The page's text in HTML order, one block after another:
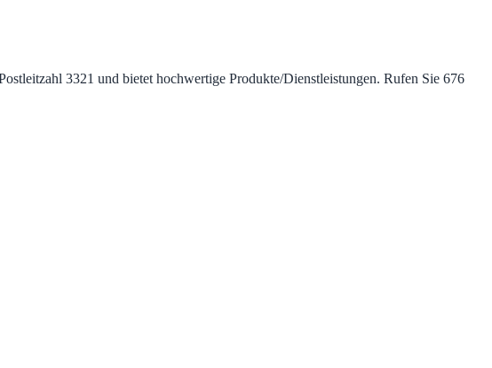
3321 und bietet hochwertige Produkte/Dienstleistungen. Rufen Sie 676